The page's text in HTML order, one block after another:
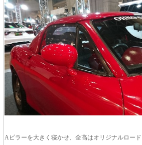
Aピラーを大きく寝かせ、全高はオリジナルロー